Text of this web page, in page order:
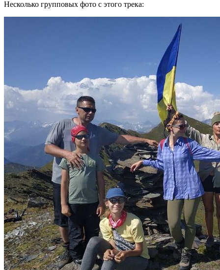
Несколько групповых фото с этого трека: